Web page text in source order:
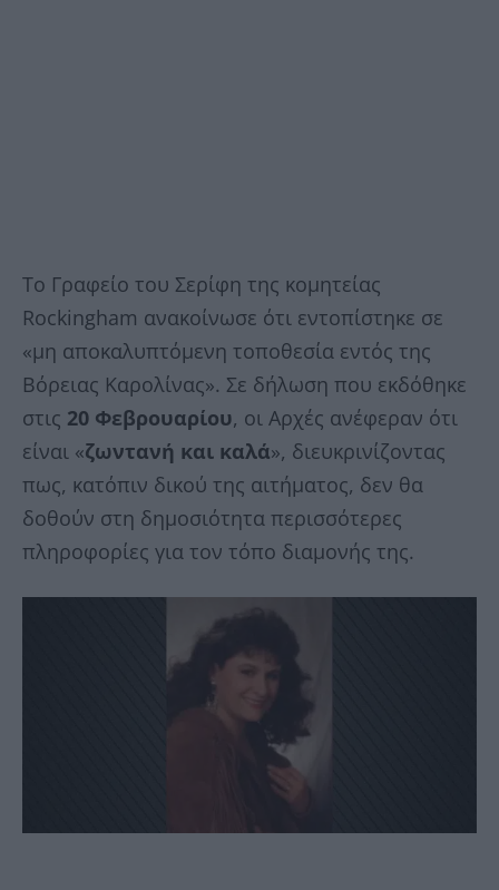
Το Γραφείο του Σερίφη της κομητείας
Rockingham ανακοίνωσε ότι εντοπίστηκε σε
«μη αποκαλυπτόμενη τοποθεσία εντός της
Βόρειας Καρολίνας». Σε δήλωση που εκδόθηκε
στις 20 Φεβρουαρίου, οι Αρχές ανέφεραν ότι
είναι «ζωντανή και καλά», διευκρινίζοντας
πως, κατόπιν δικού της αιτήματος, δεν θα
δοθούν στη δημοσιότητα περισσότερες
πληροφορίες για τον τόπο διαμονής της.